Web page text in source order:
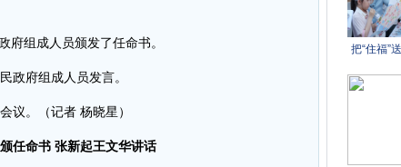
组成人员颁发了任命书。
政府组成人员发言。
议。（记者 杨晓星）
任命书 张新起王文华讲话